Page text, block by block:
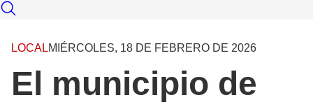
LOCALMIÉRCOLES, 18 DE FEBRERO DE 2026
El municipio de